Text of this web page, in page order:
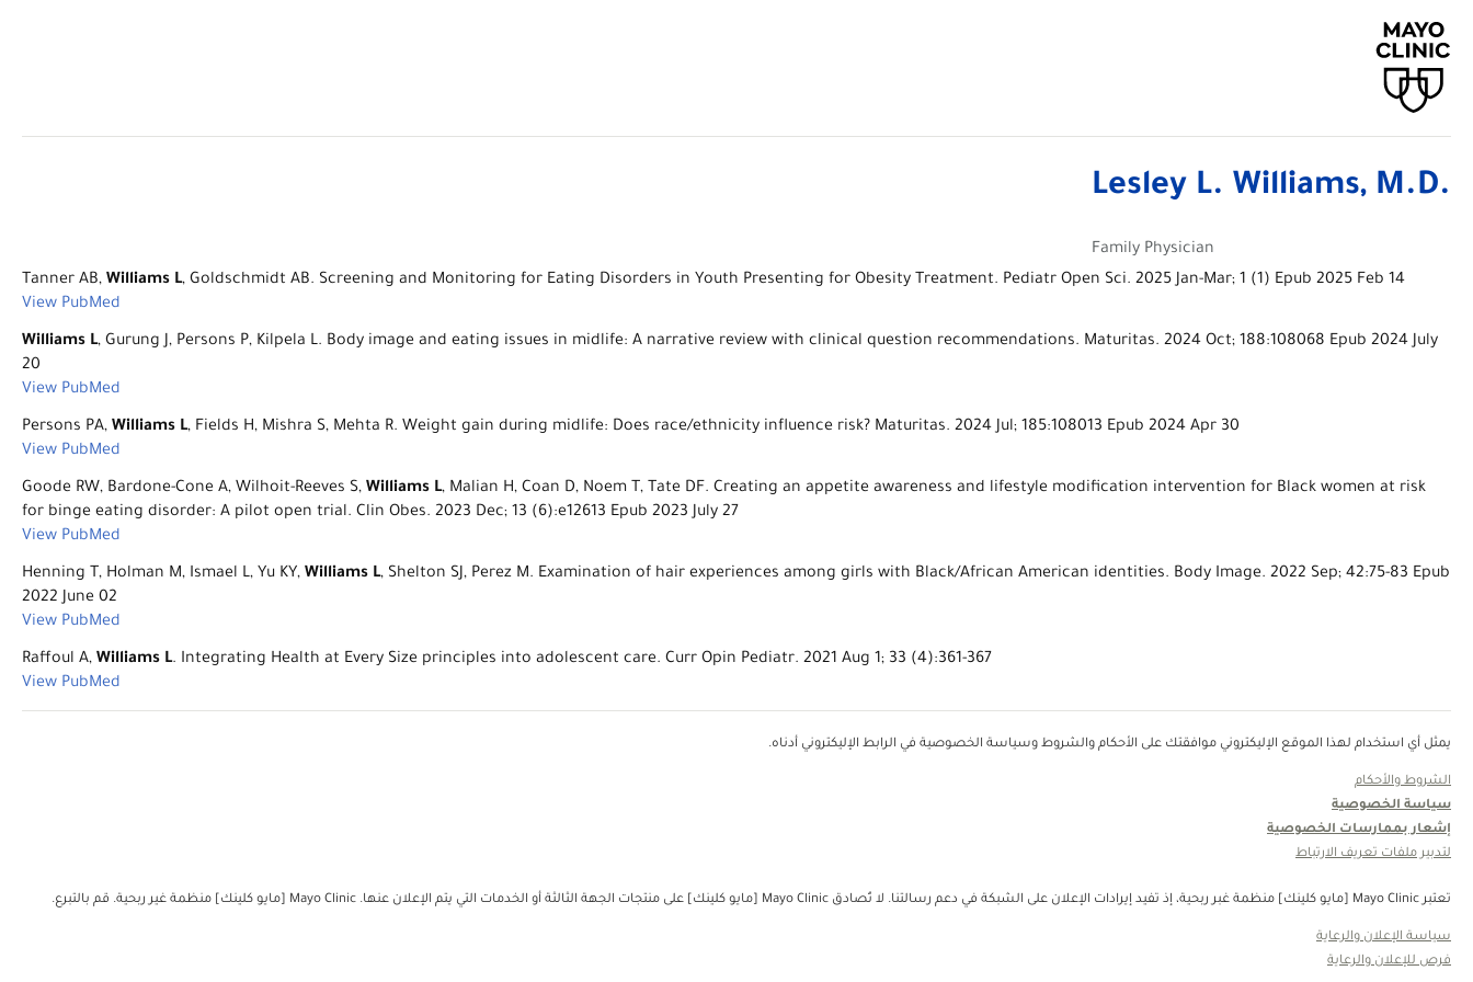
Lesley L. Williams, M.D.
Family Physician
Tanner AB, Williams L, Goldschmidt AB. Screening and Monitoring for Eating Disorders in Youth Presenting for Obesity Treatment. Pediatr Open Sci. 2025 Jan-Mar; 1 (1) Epub 2025 Feb 14
View PubMed
Williams L, Gurung J, Persons P, Kilpela L. Body image and eating issues in midlife: A narrative review with clinical question recommendations. Maturitas. 2024 Oct; 188:108068 Epub 2024 July
20
View PubMed
Persons PA, Williams L, Fields H, Mishra S, Mehta R. Weight gain during midlife: Does race/ethnicity influence risk? Maturitas. 2024 Jul; 185:108013 Epub 2024 Apr 30
View PubMed
Goode RW, Bardone-Cone A, Wilhoit-Reeves S, Williams L, Malian H, Coan D, Noem T, Tate DF. Creating an appetite awareness and lifestyle modification intervention for Black women at risk
for binge eating disorder: A pilot open trial. Clin Obes. 2023 Dec; 13 (6):e12613 Epub 2023 July 27
View PubMed
Henning T, Holman M, Ismael L, Yu KY, Williams L, Shelton SJ, Perez M. Examination of hair experiences among girls with Black/African American identities. Body Image. 2022 Sep; 42:75-83 Epub
2022 June 02
View PubMed
Raffoul A, Williams L. Integrating Health at Every Size principles into adolescent care. Curr Opin Pediatr. 2021 Aug 1; 33 (4):361-367
View PubMed
يمثل أي استخدام لهذا الموقع الإليكتروني موافقتك على الأحكام والشروط وسياسة الخصوصية في الرابط الإليكتروني أدناه.
الشروط والأحكام
سياسة الخصوصية
إشعار بممارسات الخصوصية
لتدبير ملفات تعريف الارتباط
تعتبر Mayo Clinic [مايو كلينك] منظمة غبر ربحية، إذ تفيد إيرادات الإعلان على الشبكة في دعم رسالتنا. لا تُصادق Mayo Clinic [مايو كلينك] على منتجات الجهة الثالثة أو الخدمات التي يتم الإعلان عنها. Mayo Clinic [مايو كلينك] منظمة غير ربحية. قم بالتبرع.
سياسة الإعلان والرعاية
فرص للإعلان والرعاية